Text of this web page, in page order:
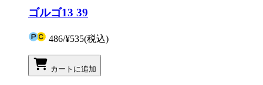
ゴルゴ13 39
486/¥535(税込)
カートに追加